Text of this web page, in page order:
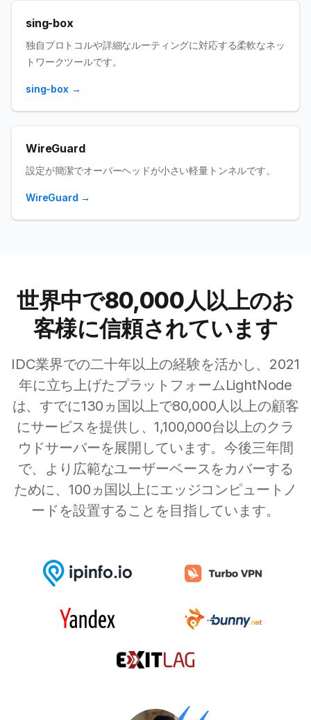
sing-box
独自プロトコルや詳細なルーティングに対応する柔軟なネッ
トワークツールです。
sing-box→
WireGuard
設定が簡潔でオーバーヘッドが小さい軽量トンネルです。
WireGuard →
世界中で80,000人以上のお
客様に信頼されています
IDC業界での二十年以上の経験を活かし、2021
年に立ち上げたプラットフォームLightNode
は、すでに130ヵ国以上で80,000人以上の顧客
にサービスを提供し、1,100,000台以上のクラ
ウドサーバーを展開しています。今後三年間
で、より広範なユーザーベースをカバーする
ために、100ヵ国以上にエッジコンピュートノ
ードを設置することを目指しています。